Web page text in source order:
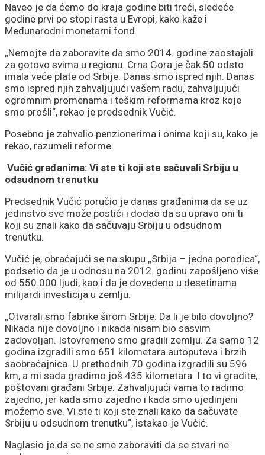
Naveo je da ćemo do kraja godine biti treći, sledeće
godine prvi po stopi rasta u Evropi, kako kaže i
Međunarodni monetarni fond.
„Nemojte da zaboravite da smo 2014. godine zaostajali
za gotovo svima u regionu. Crna Gora je čak 50 odsto
imala veće plate od Srbije. Danas smo ispred njih. Danas
smo ispred njih zahvaljujući vašem radu, zahvaljujući
ogromnim promenama i teškim reformama kroz koje
smo prošli“, rekao je predsednik Vučić.
Posebno je zahvalio penzionerima i onima koji su, kako je
rekao, razumeli reforme.
Vučić građanima: Vi ste ti koji ste sačuvali Srbiju u
odsudnom trenutku
Predsednik Vučić poručio je danas građanima da se uz
jedinstvo sve može postići i dodao da su upravo oni ti
koji su znali kako da sačuvaju Srbiju u odsudnom
trenutku.
Vučić je, obraćajući se na skupu „Srbija – jedna porodica“,
podsetio da je u odnosu na 2012. godinu zapošljeno više
od 550.000 ljudi, kao i da je dovedeno u desetinama
milijardi investicija u zemlju.
„Otvarali smo fabrike širom Srbije. Da li je bilo dovoljno?
Nikada nije dovoljno i nikada nisam bio sasvim
zadovoljan. Istovremeno smo gradili zemlju. Za samo 12
godina izgradili smo 651 kilometara autoputeva i brzih
saobraćajnica. U prethodnih 70 godina izgradili su 596
km, a mi sada gradimo još 435 kilometara. I to vi gradite,
poštovani građani Srbije. Zahvaljujući vama to radimo
zajedno, jer kada smo zajedno i kada smo ujedinjeni
možemo sve. Vi ste ti koji ste znali kako da sačuvate
Srbiju u odsudnom trenutku“, istakao je Vučić.
Naglasio je da se ne sme zaboraviti da se stvari ne